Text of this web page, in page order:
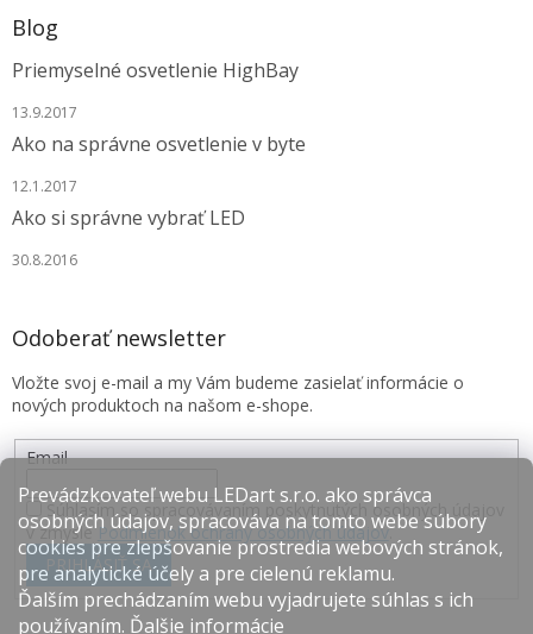
Prevádzkovateľ webu LEDart s.r.o. ako správca
osobných údajov, spracováva na tomto webe súbory
cookies pre zlepšovanie prostredia webových stránok,
pre analytické účely a pre cielenú reklamu.
Ďalším prechádzaním webu vyjadrujete súhlas s ich
používaním. Ďalšie informácie
Blog
Priemyselné osvetlenie HighBay
13.9.2017
Ako na správne osvetlenie v byte
12.1.2017
Ako si správne vybrať LED
30.8.2016
Odoberať newsletter
Vložte svoj e-mail a my Vám budeme zasielať informácie o
nových produktoch na našom e-shope.
Email
Súhlasím so spracovávaním poskytnutých osobných údajov
v zmysle Podmienok ochrany osobných údajov.
PRIHLÁSIŤ SA